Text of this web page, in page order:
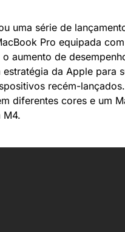
uma série de
Pro equipada
aumento de
da Apple para
recém-
diferentes cores e um
M4.